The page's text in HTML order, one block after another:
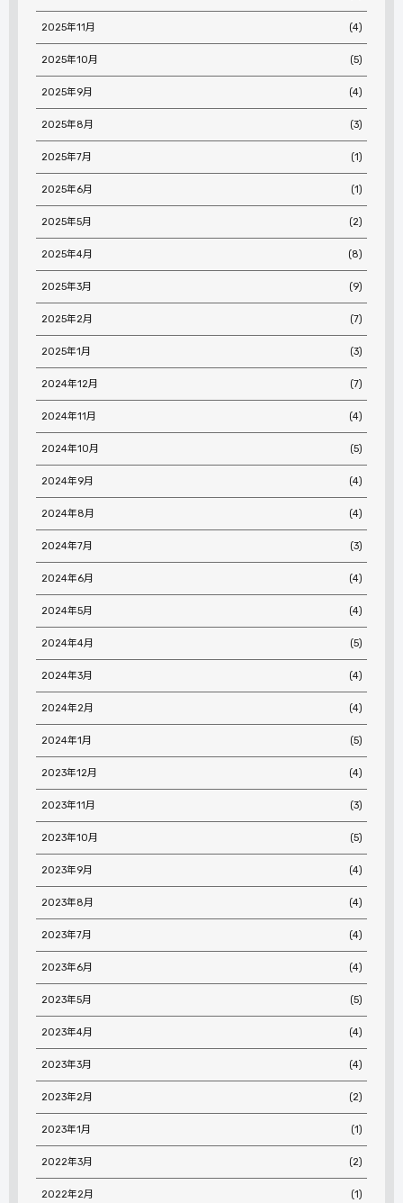
2025年11月 (4)
2025年10月 (5)
2025年9月 (4)
2025年8月 (3)
2025年7月 (1)
2025年6月 (1)
2025年5月 (2)
2025年4月 (8)
2025年3月 (9)
2025年2月 (7)
2025年1月 (3)
2024年12月 (7)
2024年11月 (4)
2024年10月 (5)
2024年9月 (4)
2024年8月 (4)
2024年7月 (3)
2024年6月 (4)
2024年5月 (4)
2024年4月 (5)
2024年3月 (4)
2024年2月 (4)
2024年1月 (5)
2023年12月 (4)
2023年11月 (3)
2023年10月 (5)
2023年9月 (4)
2023年8月 (4)
2023年7月 (4)
2023年6月 (4)
2023年5月 (5)
2023年4月 (4)
2023年3月 (4)
2023年2月 (2)
2023年1月 (1)
2022年3月 (2)
2022年2月 (1)